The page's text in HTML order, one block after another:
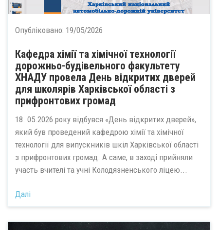
Опубліковано: 19/05/2026
Кафедра хімії та хімічної технології
дорожньо-будівельного факультету
ХНАДУ провела День відкритих дверей
для школярів Харківської області з
прифронтових громад
18. 05.2026 року відбувся «День відкритих дверей»,
який був проведений кафедрою хімії та хімічної
технології для випускників шкіл Харківської області
з прифронтових громад. А саме, в заході прийняли
участь вчителі та учні Колодязненського ліцею...
Далі